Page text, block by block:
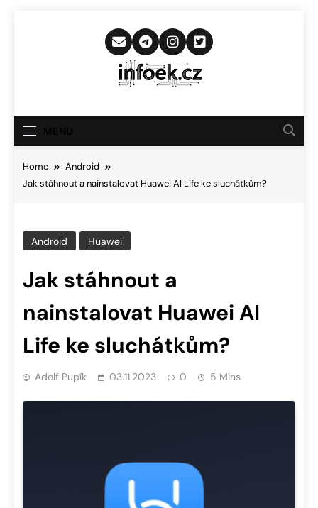
Infoek.cz
Novinkám
Home
Android
Jak stáhnout a nainstalovat Huawei AI Life ke sluchátkům?
Android Huawei
Jak stáhnout a
nainstalovat Huawei AI
Life ke sluchátkům?
Adolf Pupík 03.11.2023 0 5 Mins